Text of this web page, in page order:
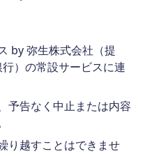
by 弥生株式会社（提
）の常設サービスに連
予告なく中止または内容
り越すことはできませ